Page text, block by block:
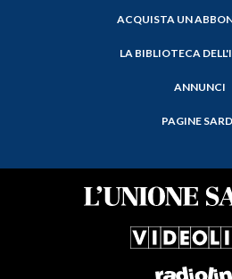
ACQUISTA UN
LA BIBLIOTECA
ANNUNCI
PAGINE